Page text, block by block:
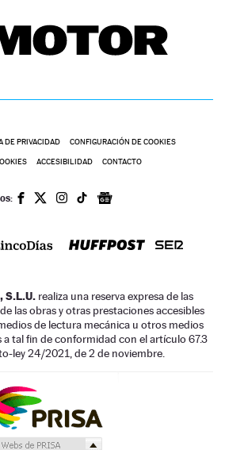
DE PRIVACIDAD CONFIGURACIÓN DE COOKIES
ACCESIBILIDAD CONTACTO
S.L.U. realiza una reserva expresa de las
las obras y otras prestaciones accesibles
de lectura mecánica u otros medios
tal fin de conformidad con el artículo 67.3
ley 24/2021, de 2 de noviembre.